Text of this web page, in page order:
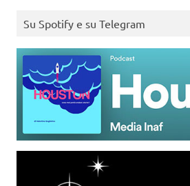
Su Spotify e su Telegram